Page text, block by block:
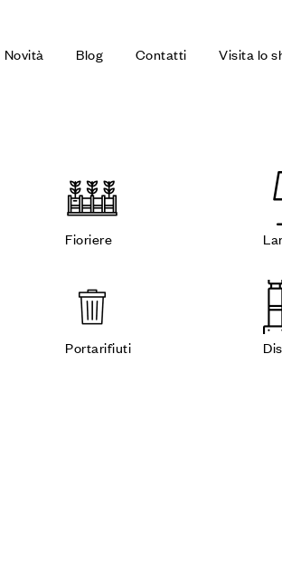
Novità Blog Contatti Visita lo
Fioriere
Portarifiuti